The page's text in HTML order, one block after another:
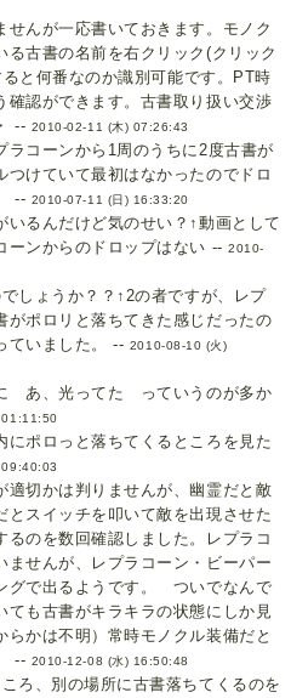
せんが一応書いておきます。モノク
る古書の名前を右クリック(クリック
と何番なのか識別可能です。PT時
確認ができます。古書取り扱い交渉
-- 2010-02-11 (木) 07:26:43
ラコーンから1周のうちに2度古書が
つけていて最初はなかったのでドロ
-- 2010-07-11 (日) 16:33:20
いるんだけど気のせい？↑動画として
ーンからのドロップはない --2010-
しょうか？？↑2の者ですが、レプ
がポロリと落ちてきた感じだったの
ていました。 -- 2010-08-10 (火)
あ、光ってた っていうのが多か
にポロっと落ちてくるところを見た
適切かは判りませんが、幽霊だと敵
とスイッチを叩いて敵を出現させた
るのを数回確認しました。レプラコ
ませんが、レプラコーン・ビーパー
グで出るようです。 ついでなんで
ても古書がキラキラの状態にしか見
らかは不明）常時モノクル装備だと
-- 2010-12-08 (水) 16:50:48
ろ、別の場所に古書落ちてくるのを